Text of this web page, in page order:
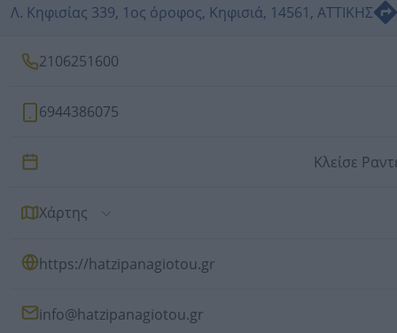
Λ. Κηφισίας 339, 1ος όροφος, Κηφισιά, 14561, ΑΤΤΙΚΗΣ
2106251600
6944386075
Κλείσε
Χάρτης
https://hatzipanagiotou.gr
info@hatzipanagiotou.gr